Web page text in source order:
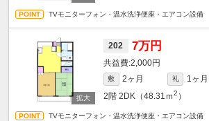
TVモニターフォン・温水洗浄便座・エアコン設備
202 7万円
2,000円
敷 2ヶ月 礼
1ヶ月
2階 2DK（48.31ｍ2 ）
TVモニターフォン・温水洗浄便座・エアコン設備